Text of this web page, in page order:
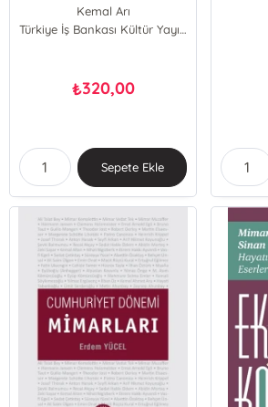
Kemal Arı
Türkiye İş Bankası Kültür Yayınları
₺320,00
Sepete Ekle